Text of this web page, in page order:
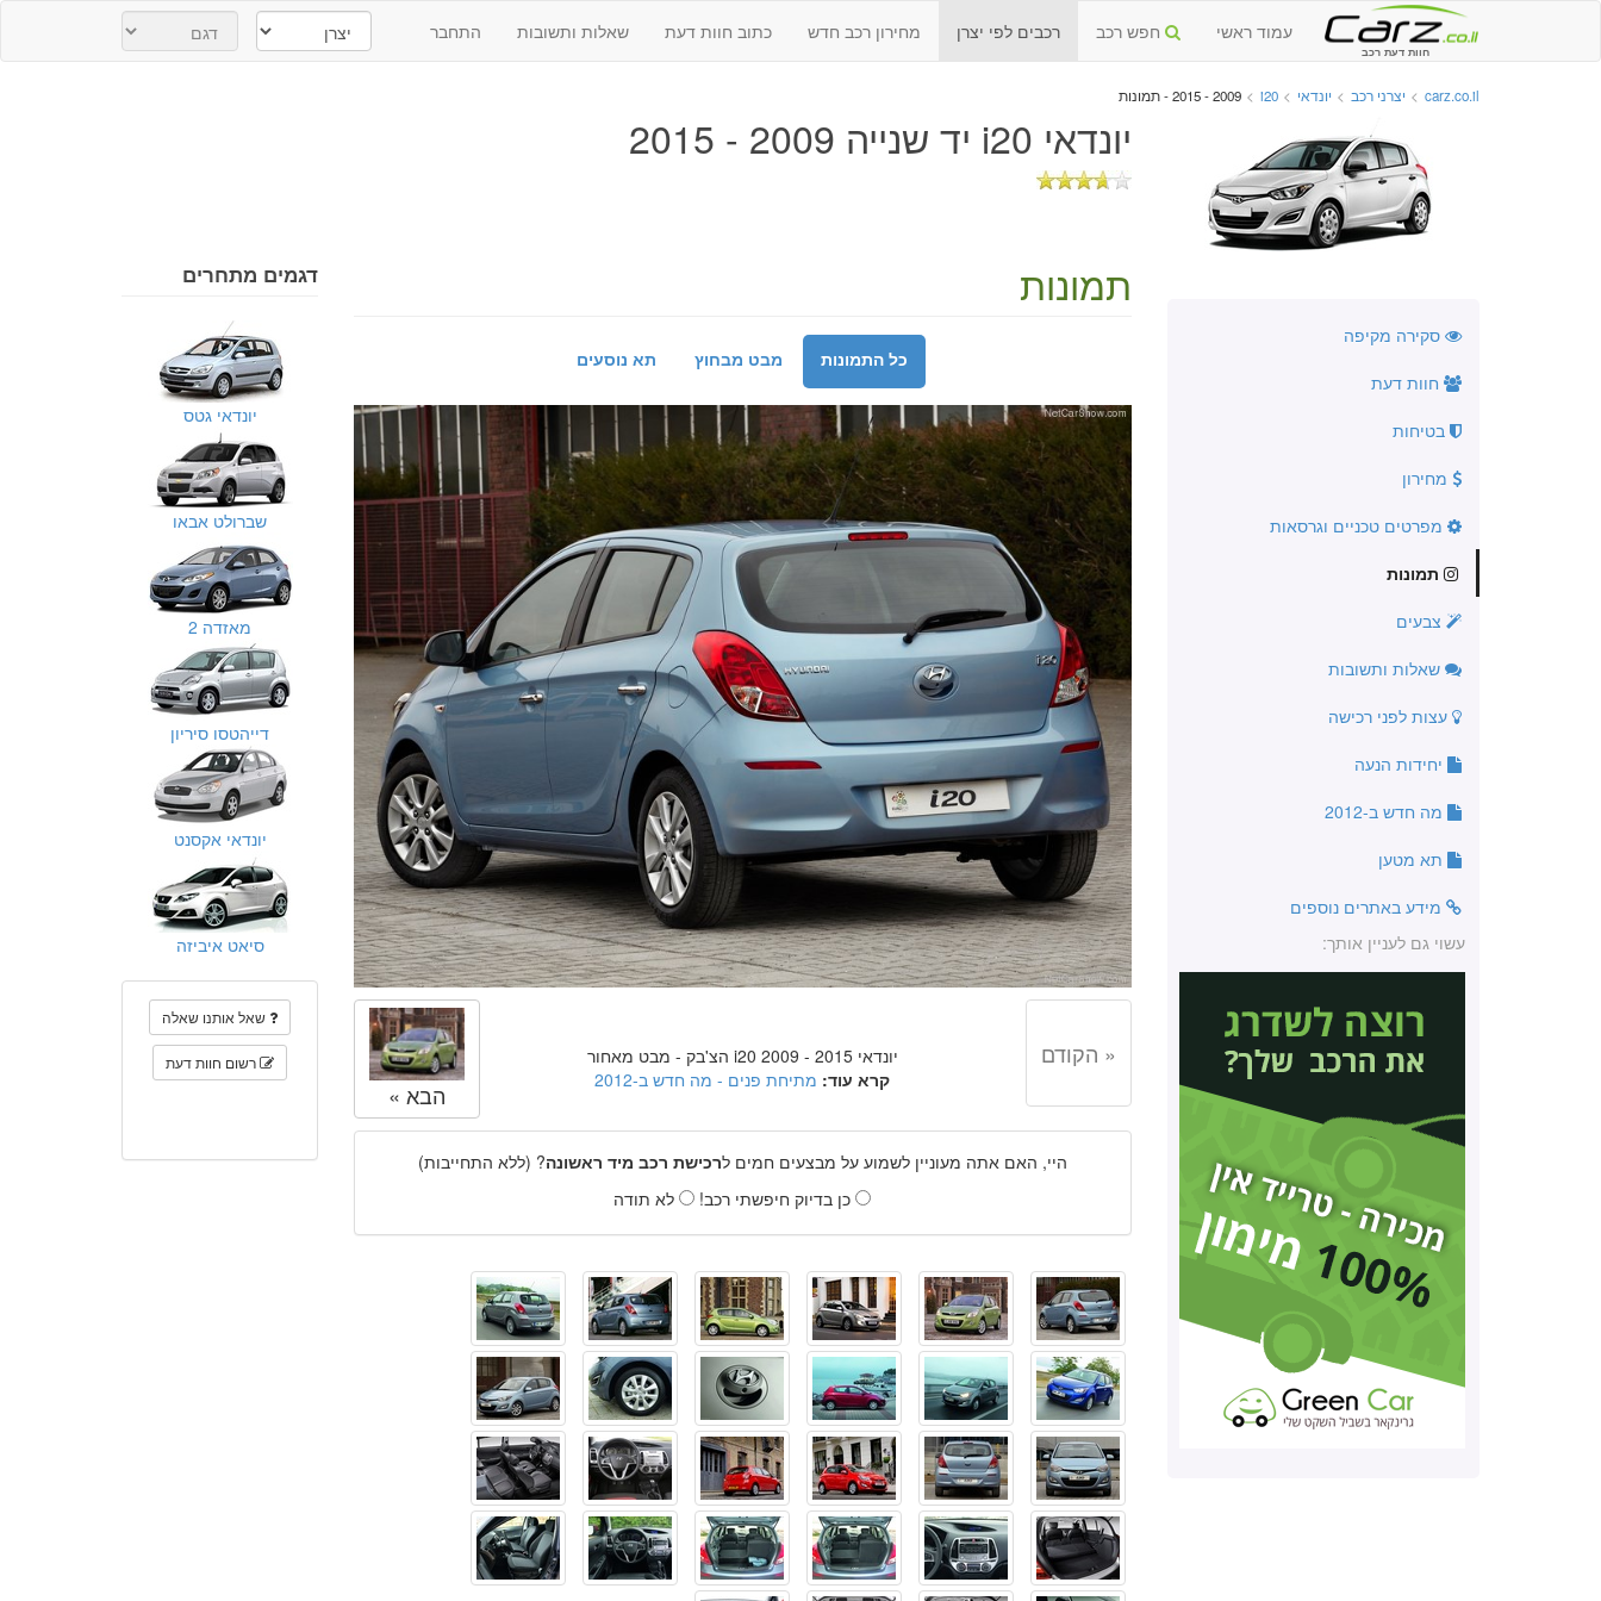
חוות דעת רכב
עמוד ראשי חפש רכב רכבים לפי יצרן מחירון רכב חדש כתוב חוות דעת שאלות ותשובות התחבר
carz.co.il
> יצרני רכב > יונדאי >
i20
> 2009 - 2015 - תמונות
יונדאי i20 יד שנייה 2009 - 2015
סקירה מקיפה
חוות דעת
בטיחות
מחירון
מפרטים טכניים וגרסאות
תמונות
צבעים
שאלות ותשובות
עצות לפני רכישה
יחידות הנעה
מה חדש ב-2012
תא מטען
מידע באתרים נוספים
עשוי גם לעניין אותך:
תמונות
תא נוסעים מבט מבחוץ כל התמונות
« הקודם
יונדאי i20 2009 - 2015 הצ'בק - מבט מאחור
קרא עוד: מתיחת פנים - מה חדש ב-2012 הבא »
היי, האם אתה מעוניין לשמוע על מבצעים חמים לרכישת רכב מיד ראשונה? (ללא התחייבות)
כן בדיוק חיפשתי רכב!
לא תודה
דגמים מתחרים
יונדאי גטס
שברולט אבאו
מאזדה 2
דייהטסו סיריון
יונדאי אקסנט
סיאט איביזה
שאל אותנו שאלה
רשום חוות דעת